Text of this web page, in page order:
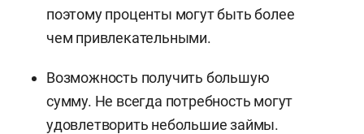
поэтому проценты могут быть более
чем привлекательными.
Возможность получить большую
сумму. Не всегда потребность могут
удовлетворить небольшие займы.